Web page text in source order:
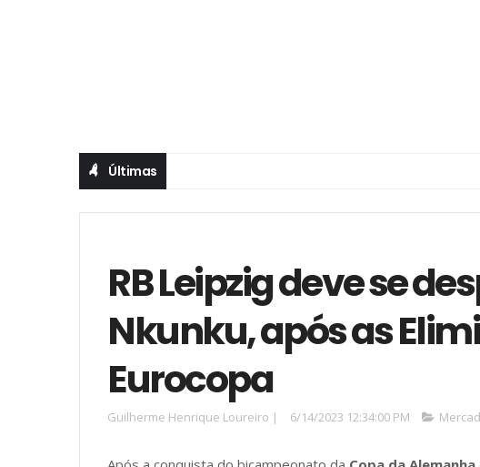
Últimas
RB Leipzig deve se
Nkunku, após as
Eurocopa
Guilherme Henrique Loureiro | 6/14/2023 12:34:00 PM